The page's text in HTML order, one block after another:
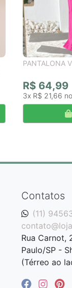
PANTALONA V
R$ 64,99
3x R$ 21,66
Contatos
(11)
Rua Carnot,
Paulo/SP -
(Térreo ao